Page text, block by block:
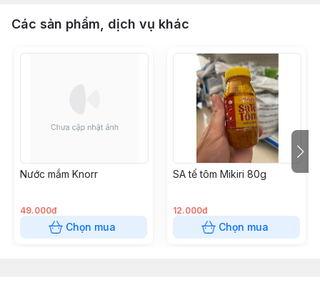
Các sản phẩm, dịch vụ khác
Nước mắm Knorr
49.000đ
Chọn mua
SA tế tôm Mikiri 80g
12.000đ
Chọn mua